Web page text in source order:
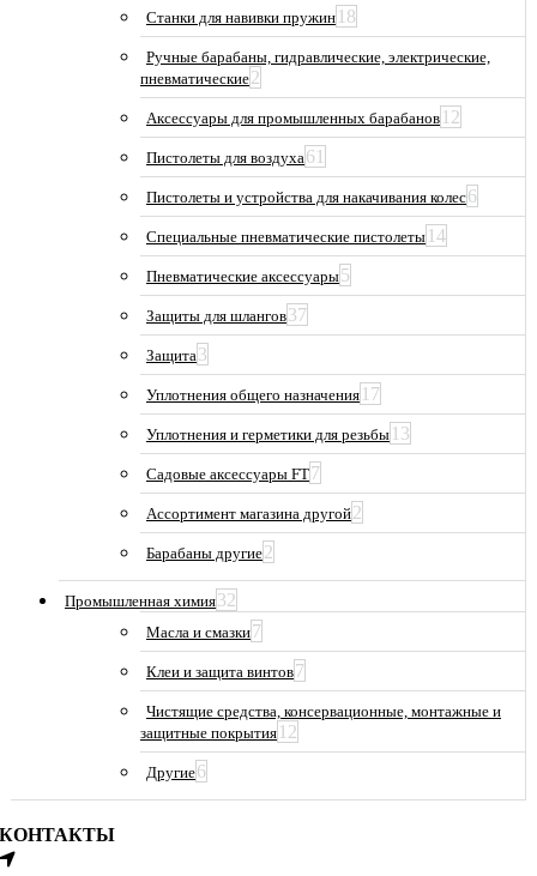
Станки для навивки пружин 18
Ручные барабаны, гидравлические, электрические,
пневматические2
Аксессуары для промышленных барабанов 12
Пистолеты для воздуха 61
Пистолеты и устройства для накачивания колес6
Специальные пневматические пистолеты 14
Пневматические аксессуары5
Защиты для шлангов37
Защита 3
Уплотнения общего назначения 17
Уплотнения и герметики для резьбы 13
Садовые аксессуары FT7
Ассортимент магазина другой2
Барабаны другие2
Промышленная химия32
Масла и смазки7
Клеи и защита винтов7
Чистящие средства, консервационные, монтажные и
защитные покрытия 12
Другие6
КОНТАКТЫ